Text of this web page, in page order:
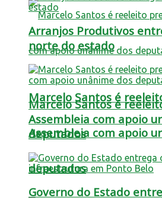
Marcelo Santos é
Assembleia com apoio
deputados
Arranjos Produtivos
norte do estado
Marcelo Santos é
Assembleia com apoio
deputados
Governo do Estado